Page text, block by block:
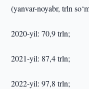
(yanvar-noyabr, trln
2020-yil: 70,9 trln;
2021-yil: 87,4 trln;
2022-yil: 97,8 trln;